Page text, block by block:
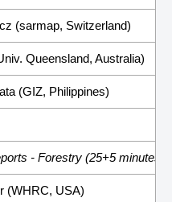
(sarmap, Switzerland)
Queensland, Australia)
(GIZ, Philippines)
- Forestry (25+5 minutes)
(WHRC, USA)